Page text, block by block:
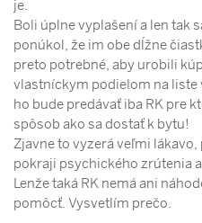
je.
Boli úplne vyplašení a len tak
ponúkol, že im obe dĺžne
preto potrebné, aby urobili
vlastníckym podielom na liste
ho bude predávať iba RK pre
spôsob ako sa dostať k bytu!
Zjavne to vyzerá veľmi
pokraji psychického zrútenia
Lenže taká RK nemá ani
pomôcť. Vysvetlím prečo.